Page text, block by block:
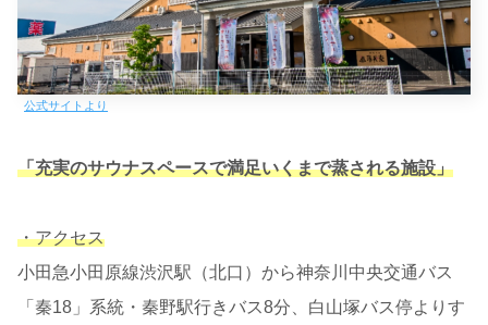
公式サイトより
「充実のサウナスペースで満足いくまで蒸される施設」
・アクセス
小田急小田原線渋沢駅（北口）から神奈川中央交通バス
「秦18」系統・秦野駅行きバス8分、白山塚バス停よりす